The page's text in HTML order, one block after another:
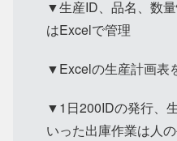
▼生産ID、品名、数
はExcelで管理
▼Excelの生産計画表
▼1日200IDの発行、
いった出庫作業は人